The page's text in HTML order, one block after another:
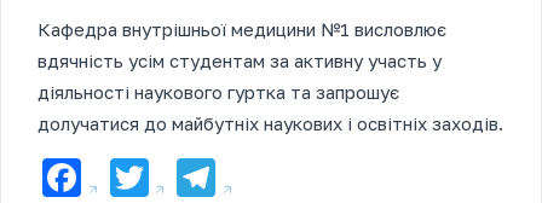
Кафедра внутрішньої медицини №1 висловлює
вдячність усім студентам за активну участь у
діяльності наукового гуртка та запрошує
долучатися до майбутніх наукових і освітніх заходів.
Facebook
TwitterTelegram